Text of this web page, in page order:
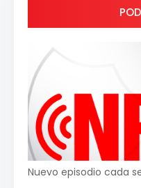
Nuevo episodio cada